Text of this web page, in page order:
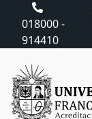
018000 -
914410